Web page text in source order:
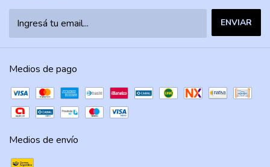
Medios de pago
Medios de envío